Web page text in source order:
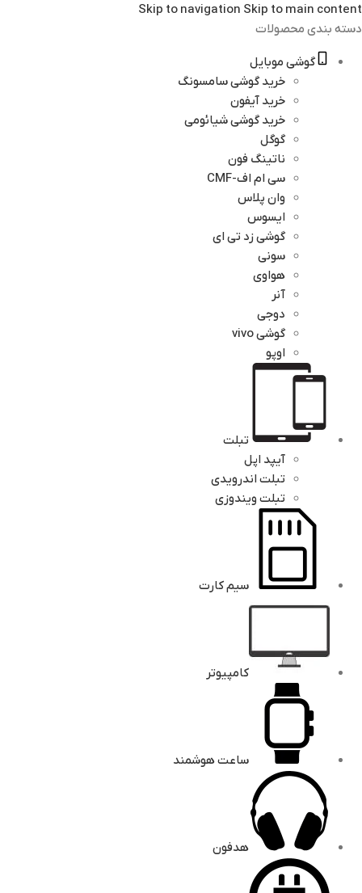
Skip to navigation Skip to main content
دسته بندی محصولات
گوشی موبایل
خرید گوشی سامسونگ
خرید آیفون
خرید گوشی شیائومی
گوگل
ناتینگ فون
سی ام اف-CMF
وان پلاس
ایسوس
گوشی زد تی ای
سونی
هواوی
آنر
دوجی
گوشی vivo
اوپو
تبلت
آیپد اپل
تبلت اندرویدی
تبلت ویندوزی
سیم کارت
کامپیوتر
ساعت هوشمند
هدفون